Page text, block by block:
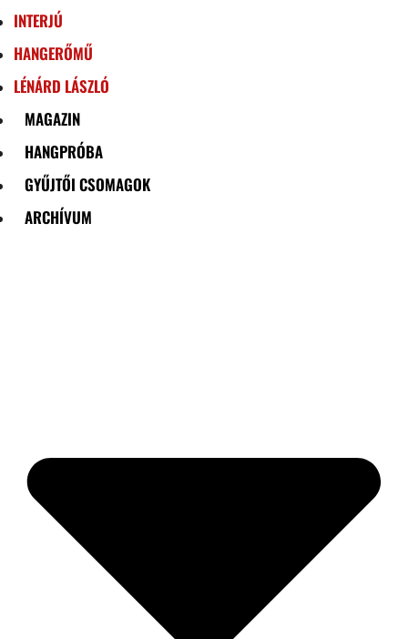
INTERJÚ
HANGERŐMŰ
LÉNÁRD LÁSZLÓ
MAGAZIN
HANGPRÓBA
GYŰJTŐI CSOMAGOK
ARCHÍVUM